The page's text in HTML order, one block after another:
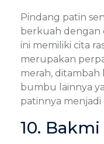
Pindang patin
berkuah dengan
ini memiliki cita
merupakan
merah, ditambah
bumbu lainnya
patinnya
10.